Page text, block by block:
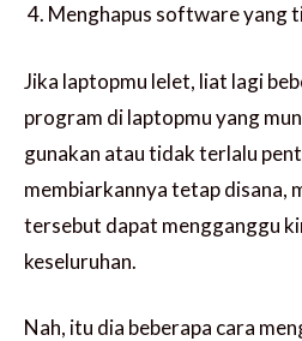
Menghapus software yang
Jika laptopmu lelet, liat lagi
program di laptopmu yang
gunakan atau tidak terlalu
membiarkannya tetap disana,
tersebut dapat mengganggu
keseluruhan.
Nah, itu dia beberapa cara